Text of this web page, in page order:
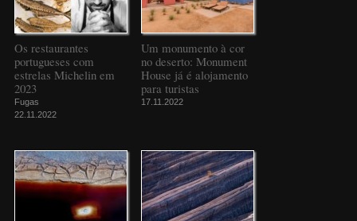
Os restaurantes
portugueses com
estrelas Michelin em
2023
Fugas
22.11.2022
Um monumento à cor
no deserto: Monument
House já é alojamento
para turistas
17.11.2022